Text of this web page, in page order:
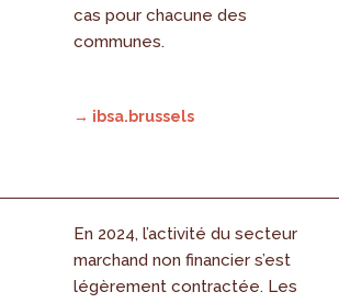
cas pour chacune des
communes.
→ ibsa.brussels
En 2024, l’activité du secteur
marchand non financier s’est
légèrement contractée. Les